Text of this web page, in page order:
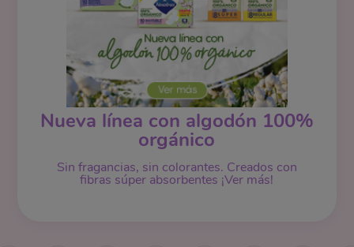
Nueva línea con algodón 100%
orgánico
Sin fragancias, sin colorantes. Creados con
fibras súper absorbentes ¡Ver más!